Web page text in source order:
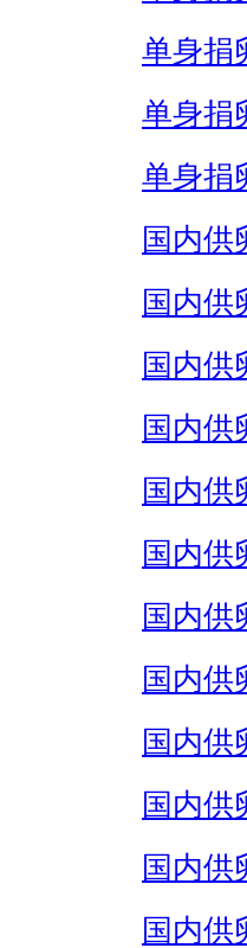
单身捐
单身捐
单身捐
国内供
国内供
国内供
国内供
国内供
国内供
国内供
国内供
国内供
国内供
国内供
国内供